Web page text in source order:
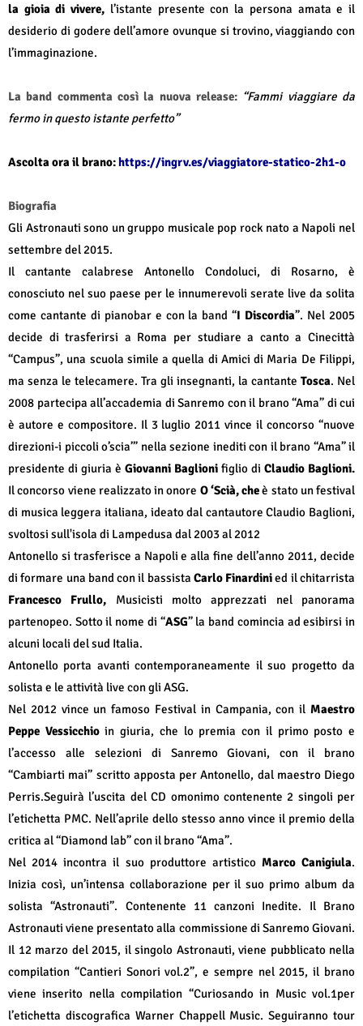
la gioia di vivere, l’istante presente con la persona amata e il
desiderio di godere dell’amore ovunque si trovino, viaggiando con
l’immaginazione.
La band commenta così la nuova release: “Fammi viaggiare da
fermo in questo istante perfetto”
Ascolta ora il brano:https://ingrv.es/viaggiatore-statico-2h1-o
Biografia
Gli Astronauti sono un gruppo musicale pop rock nato a Napoli nel
settembre del 2015.
Il cantante calabrese Antonello Condoluci, di Rosarno, è
conosciuto nel suo paese per le innumerevoli serate live da solita
come cantante di pianobar e con la band “I Discordia”. Nel 2005
decide di trasferirsi a Roma per studiare a canto a Cinecittà
“Campus”, una scuola simile a quella di Amici di Maria De Filippi,
ma senza le telecamere. Tra gli insegnanti, la cantante Tosca. Nel
2008 partecipa all’accademia di Sanremo con il brano “Ama” di cui
è autore e compositore. Il 3 luglio 2011 vince il concorso “nuove
direzioni-i piccoli o’scia’” nella sezione inediti con il brano “Ama” il
presidente di giuria è Giovanni Baglioni figlio di Claudio Baglioni.
Il concorso viene realizzato in onore O ‘Scià, cheè stato un festival
di musica leggera italiana, ideato dal cantautore Claudio Baglioni,
svoltosi sull'isola di Lampedusa dal 2003 al 2012
Antonello si trasferisce a Napoli e alla fine dell’anno 2011, decide
di formare una band con il bassista Carlo Finardinied il chitarrista
Francesco Frullo, Musicisti molto apprezzati nel panorama
partenopeo. Sotto il nome di “ASG” la band comincia ad esibirsi in
alcuni locali del sud Italia.
Antonello porta avanti contemporaneamente il suo progetto da
solista e le attività live con gli ASG.
Nel 2012 vince un famoso Festival in Campania, con il Maestro
Peppe Vessicchioin giuria, che lo premia con il primo posto e
l’accesso alle selezioni di Sanremo Giovani, con il brano
“Cambiarti mai” scritto apposta per Antonello, dal maestro Diego
Perris.Seguirà l’uscita del CD omonimo contenente 2 singoli per
l’etichetta PMC. Nell’aprile dello stesso anno vince il premio della
critica al “Diamond lab” con il brano “Ama”.
Nel 2014 incontra il suo produttore artistico Marco Canigiula.
Inizia così, un’intensa collaborazione per il suo primo album da
solista “Astronauti”. Contenente 11 canzoni Inedite. Il Brano
Astronauti viene presentato alla commissione di Sanremo Giovani.
Il 12 marzo del 2015, il singolo Astronauti, viene pubblicato nella
compilation “Cantieri Sonori vol.2”, e sempre nel 2015, il brano
viene inserito nella compilation “Curiosando in Music vol.1per
l’etichetta discografica Warner Chappell Music. Seguiranno tour